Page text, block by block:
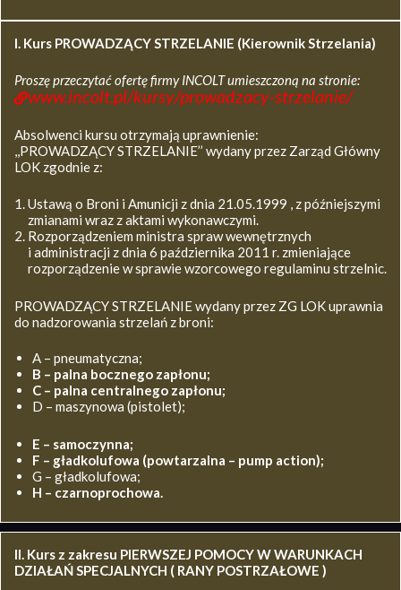
I. Kurs PROWADZĄCY STRZELANIE (Kierownik Strzelania)
Proszę przeczytać ofertę firmy INCOLT umieszczoną na stronie:
www.incolt.pl/kursy/prowadzacy-strzelanie/
Absolwenci kursu otrzymają uprawnienie:
,,PROWADZĄCY STRZELANIE’’ wydany przez Zarząd Główny
LOK zgodnie z:
Ustawą o Broni i Amunicji z dnia 21.05.1999 , z późniejszymi
zmianami wraz z aktami wykonawczymi.
Rozporządzeniem ministra spraw wewnętrznych
i administracji z dnia 6 października 2011 r. zmieniające
rozporządzenie w sprawie wzorcowego regulaminu strzelnic.
PROWADZĄCY STRZELANIE wydany przez ZG LOK uprawnia
do nadzorowania strzelań z broni:
A – pneumatyczna;
B – palna bocznego zapłonu;
C – palna centralnego zapłonu;
D – maszynowa (pistolet);
E – samoczynna;
F – gładkolufowa (powtarzalna – pump action);
G – gładkolufowa;
H – czarnoprochowa.
II. Kurs z zakresu PIERWSZEJ POMOCY W WARUNKACH
DZIAŁAŃ SPECJALNYCH ( RANY POSTRZAŁOWE )